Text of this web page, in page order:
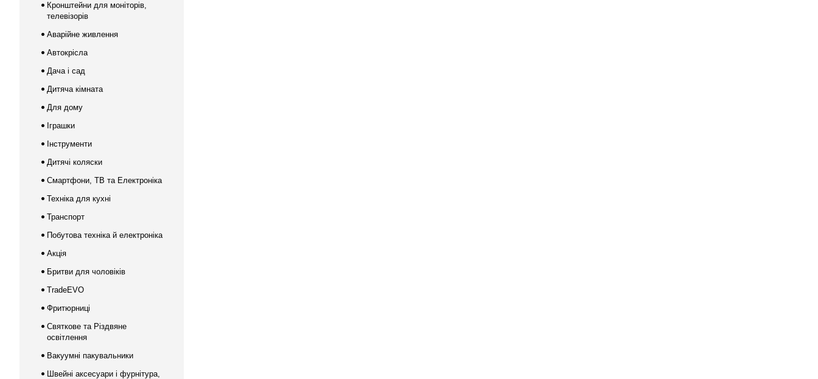
Кронштейни для моніторів,
телевізорів
Аварійне живлення
Автокрісла
Дача і сад
Дитяча кімната
Для дому
Іграшки
Інструменти
Дитячі коляски
Смартфони, ТВ та Електроніка
Техніка для кухні
Транспорт
Побутова техніка й електроніка
Акція
Бритви для чоловіків
TradeEVO
Фритюрниці
Святкове та Різдвяне
освітлення
Вакуумні пакувальники
Швейні аксесуари і фурнітура,